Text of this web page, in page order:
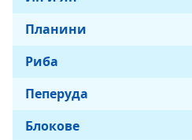
Планини
Риба
Пеперуда
Блокове